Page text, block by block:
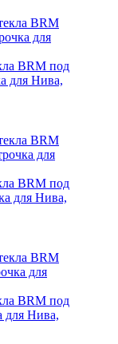
BRM под
для Нива,
BRM под
для Нива,
BRM под
для Нива,